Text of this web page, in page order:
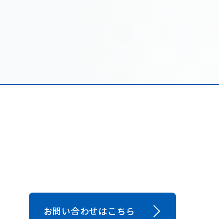
お問い合わせはこちら